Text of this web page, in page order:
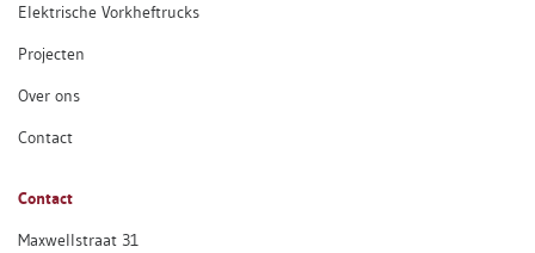
Elektrische Vorkheftrucks
Projecten
Over ons
Contact
Contact
Maxwellstraat 31